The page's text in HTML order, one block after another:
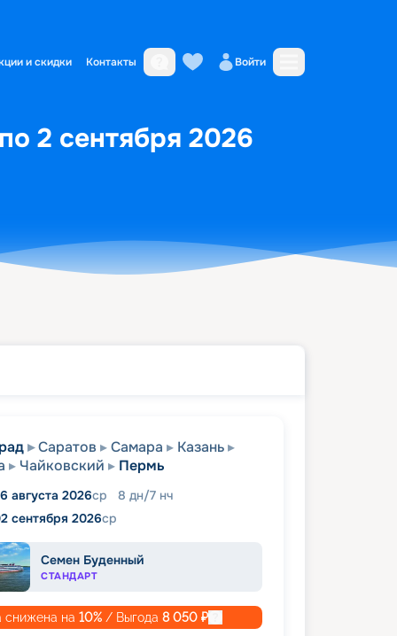
и скидки Контакты Войти
2 сентября 2026
Саратов Самара
Казань
Чайковский Пермь
августа 2026ср 8 дн/7 нч
сентября 2026ср
Семен Буденный
СТАНДАРТ
снижена на 10% / Выгода 8 050 ₽